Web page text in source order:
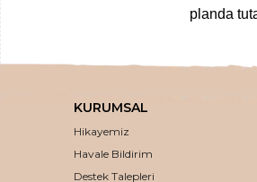
planda
Yöresel
,inceltici
doğal
KURUMSAL
Hikayemiz
Havale Bildirim
Destek Talepleri